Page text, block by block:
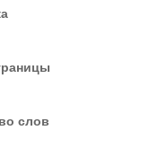
слов